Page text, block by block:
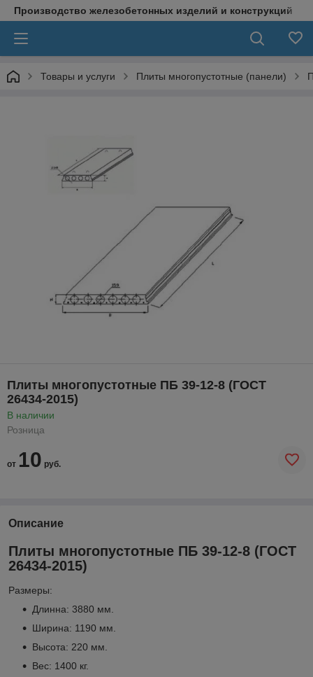
Производство железобетонных изделий и конструкций
Товары и услуги Плиты многопустотные (панели)
Плиты многопустотные ПБ 39-12-8 (ГОСТ
26434-2015)
В наличии
Розница
от 10 руб.
Описание
Плиты многопустотные ПБ 39-12-8 (ГОСТ
26434-2015)
Размеры:
Длинна: 3880 мм.
Ширина: 1190 мм.
Высота: 220 мм.
Вес: 1400 кг.